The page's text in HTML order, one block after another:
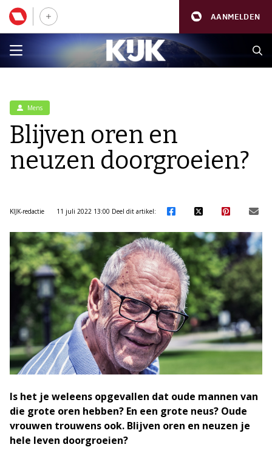
AANMELDEN
Mens
Blijven oren en
neuzen doorgroeien?
KIJK-redactie 11 juli 2022 13:00 Deel dit artikel:
Is het je weleens opgevallen dat oude mannen van
die grote oren hebben? En een grote neus? Oude
vrouwen trouwens ook. Blijven oren en neuzen je
hele leven doorgroeien?